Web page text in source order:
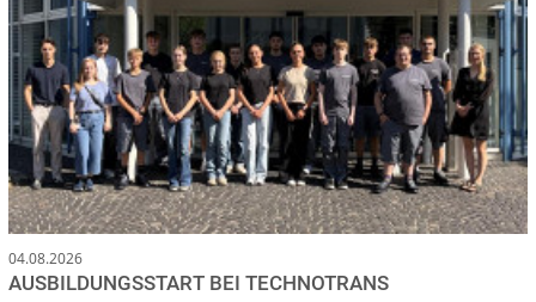
04.08.2026
AUSBILDUNGSSTART BEI TECHNOTRANS